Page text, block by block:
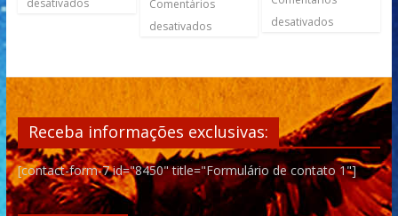
Comentários
desativados
desativados
Receba informações exclusivas:
[contact-form-7 id="8450" title="Formulário de contato 1"]